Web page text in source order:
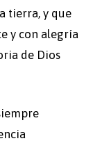
tierra, y que
y con alegría
de Dios